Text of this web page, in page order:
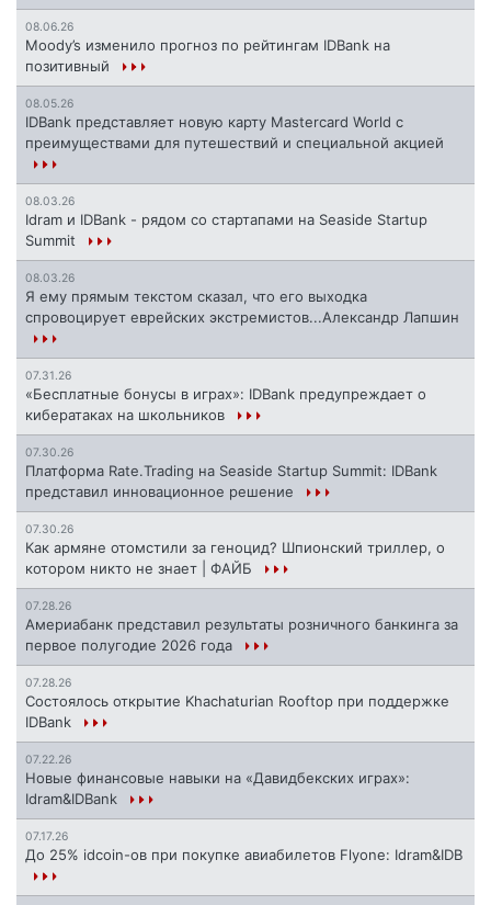
08.06.26
Moody’s изменило прогноз по рейтингам IDBank на
позитивный
08.05.26
IDBank представляет новую карту Mastercard World с
преимуществами для путешествий и специальной акцией
08.03.26
Idram и IDBank - рядом со стартапами на Seaside Startup
Summit
08.03.26
Я ему прямым текстом сказал, что его выходка
спровоцирует еврейских экстремистов...Александр Лапшин
07.31.26
«Бесплатные бонусы в играх»: IDBank предупреждает о
кибератаках на школьников
07.30.26
Платформа Rate.Trading на Seaside Startup Summit: IDBank
представил инновационное решение
07.30.26
Как армяне отомстили за геноцид? Шпионский триллер, о
котором никто не знает | ФАЙБ
07.28.26
Америабанк представил результаты розничного банкинга за
первое полугодие 2026 года
07.28.26
Состоялось открытие Khachaturian Rooftop при поддержке
IDBank
07.22.26
Новые финансовые навыки на «Давидбекских играх»:
Idram&IDBank
07.17.26
До 25% idcoin-ов при покупке авиабилетов Flyone: Idram&IDB